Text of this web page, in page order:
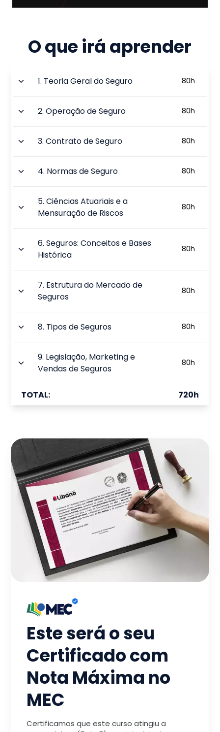
O que irá aprender
1. Teoria Geral do Seguro 80h
2.Operação de Seguro 80h
3.Contrato de Seguro 80h
4. Normas de Seguro 80h
5.Ciências Atuariais e a
Mensuração de Riscos
80h
6.Seguros: Conceitos e Bases
Histórica
80h
7. Estrutura do Mercado de
Seguros
80h
8. Tipos de Seguros 80h
9. Legislação, Marketing e
Vendas de Seguros
80h
TOTAL: 720h
Este será o seu
Certificado com
Nota Máxima no
MEC
Certificamos que este curso atingiu a